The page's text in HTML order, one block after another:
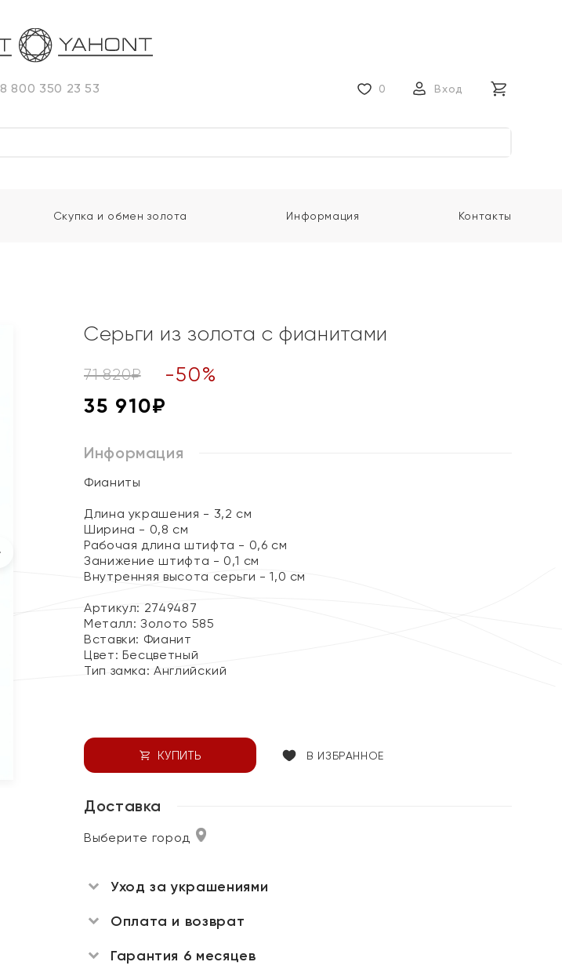
8 800 350 23 53 0 Вход
Скупка и обмен золота Информация Контакты
Серьги из золота с фианитами
71 820₽ -50%
35 910₽
Информация
Фианиты
Длина украшения - 3,2 см
Ширина - 0,8 см
Рабочая длина штифта - 0,6 см
Занижение штифта - 0,1 см
Внутренняя высота серьги - 1,0 см
Артикул: 2749487
Металл:Золото 585
Вставки: Фианит
Цвет: Бесцветный
Тип замка:Английский
КУПИТЬ В ИЗБРАННОЕ
Доставка
Выберите город
Уход за украшениями
Оплата и возврат
Гарантия 6 месяцев